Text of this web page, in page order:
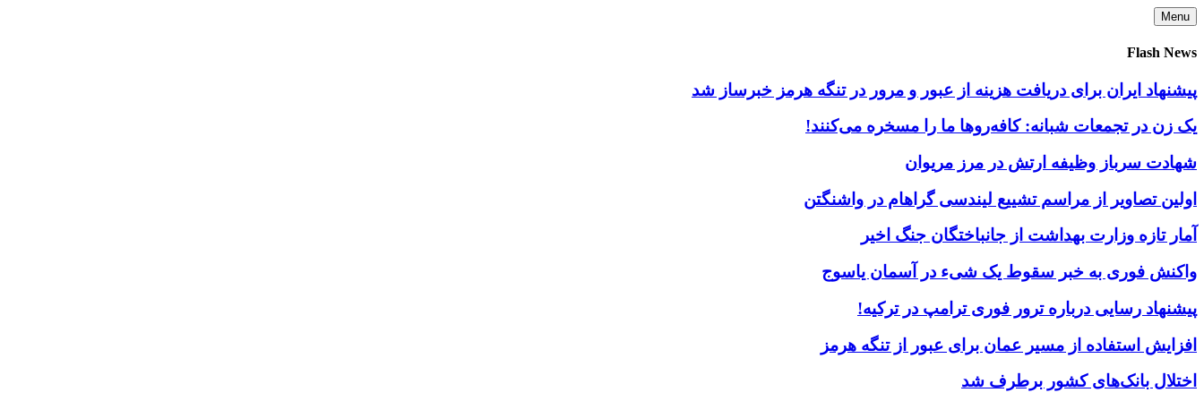
Skip
to
content
Menu
Flash News
پیشنهاد ایران برای دریافت هزینه از عبور و مرور در تنگه هرمز خبرساز شد
یک زن در تجمعات شبانه: کافه‌روها ما را مسخره می‌کنند!
شهادت سرباز وظیفه ارتش در مرز مریوان
اولین تصاویر از مراسم تشییع لیندسی گراهام در واشنگتن
آمار تازه وزارت بهداشت از جانباختگان جنگ اخیر
واکنش فوری به خبر سقوط یک شیء در آسمان یاسوج
پیشنهاد رسایی درباره ترور فوری ترامپ در ترکیه!
افزایش استفاده از مسیر عمان برای عبور از تنگه هرمز
اختلال بانک‌های کشور برطرف شد